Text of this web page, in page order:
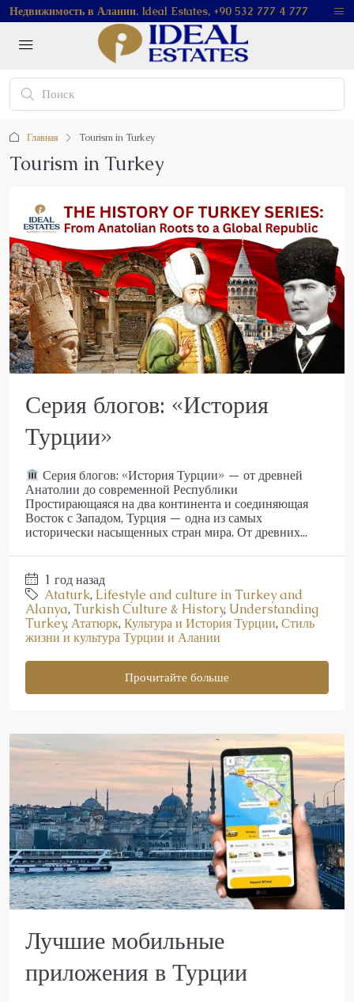
Недвижимость в Алании. Ideal Estates, +90 532 777 4 777
Главная Tourism in Turkey
Tourism in Turkey
Серия блогов: «История
Турции»
Серия блогов: «История Турции» — от древней
Анатолии до современной Республики
Простирающаяся на два континента и соединяющая
Восток с Западом, Турция — одна из самых
исторически насыщенных стран мира. От древних...
1 год назад
Ataturk, Lifestyle and culture in Turkey and
Alanya, Turkish Culture & History, Understanding
Turkey, Ататюрк, Культура и История Турции, Стиль
жизни и культура Турции и Алании
Прочитайте больше
Лучшие мобильные
приложения в Турции